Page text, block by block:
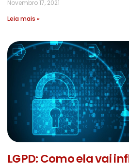
Novembro 17, 2021
Leia mais »
LGPD: Como ela vai